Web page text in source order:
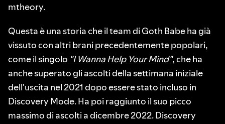
mtheory.
Questa è una storia che il team di Goth Babe ha già
vissuto con altri brani precedentemente popolari,
come il singolo "I Wanna Help Your Mind", che ha
anche superato gli ascolti della settimana iniziale
dell'uscita nel 2021 dopo essere stato incluso in
Discovery Mode. Ha poi raggiunto il suo picco
massimo di ascolti a dicembre 2022. Discovery